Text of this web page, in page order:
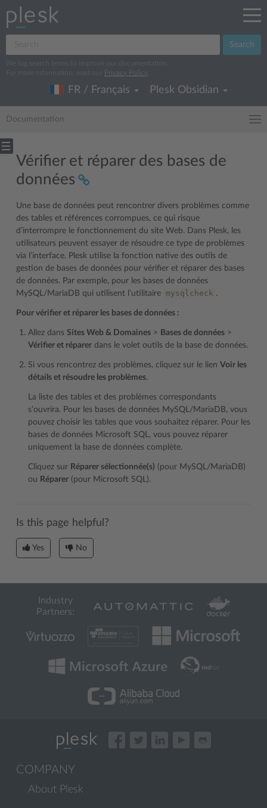
Search
We log search terms to improve our documentation.
For more information, read our
Privacy Policy
FR / Français Plesk Obsidian
Documentation
Vérifier et réparer des bases de
données
Une base de données peut rencontrer divers problèmes comme
des tables et références corrompues, ce qui risque
d’interrompre le fonctionnement du site Web. Dans Plesk, les
utilisateurs peuvent essayer de résoudre ce type de problèmes
via l’interface. Plesk utilise la fonction native des outils de
gestion de bases de données pour vérifier et réparer des bases
de données. Par exemple, pour les bases de données
MySQL/MariaDB qui utilisent l’utilitaire
mysqlcheck .
Pour vérifier et réparer les bases de données :
Allez dans Sites Web & Domaines > Bases de données >
Vérifier et réparer dans le volet outils de la base de données.
Si vous rencontrez des problèmes, cliquez sur le lien Voir les
détails et résoudre les problèmes.
La liste des tables et des problèmes correspondants
s’ouvrira. Pour les bases de données MySQL/MariaDB, vous
pouvez choisir les tables que vous souhaitez réparer. Pour les
bases de données Microsoft SQL, vous pouvez réparer
uniquement la base de données complète.
Cliquez sur Réparer sélectionnée(s) (pour MySQL/MariaDB)
ou Réparer (pour Microsoft SQL).
Is this page helpful?
Yes No
Industry
Partners:
COMPANY
About Plesk